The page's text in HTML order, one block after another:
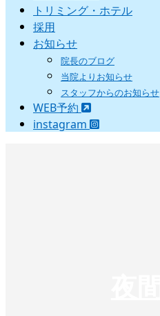
トリミング・ホテル
採用
お知らせ
院長のブログ
当院よりお知らせ
スタッフからのお知らせ
WEB予約
instagram